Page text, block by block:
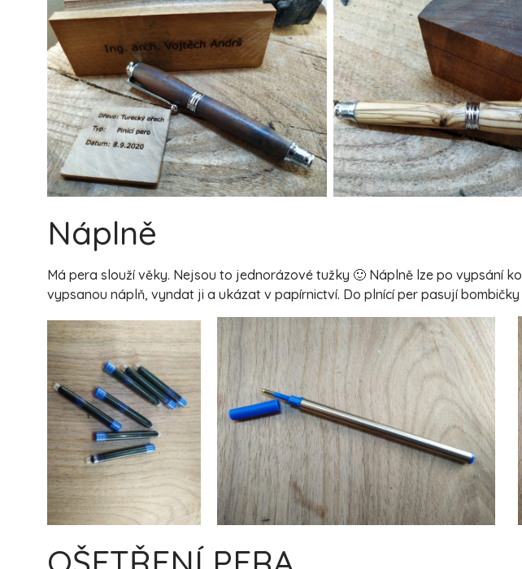
Náplně
Má pera slouží věky. Nejsou to jednorázové tužky 🙂 Náplně lze po vypsání
vypsanou náplň, vyndat ji a ukázat v papírnictví. Do plnící per pasují bombičky